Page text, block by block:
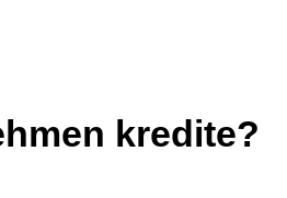
kredite?